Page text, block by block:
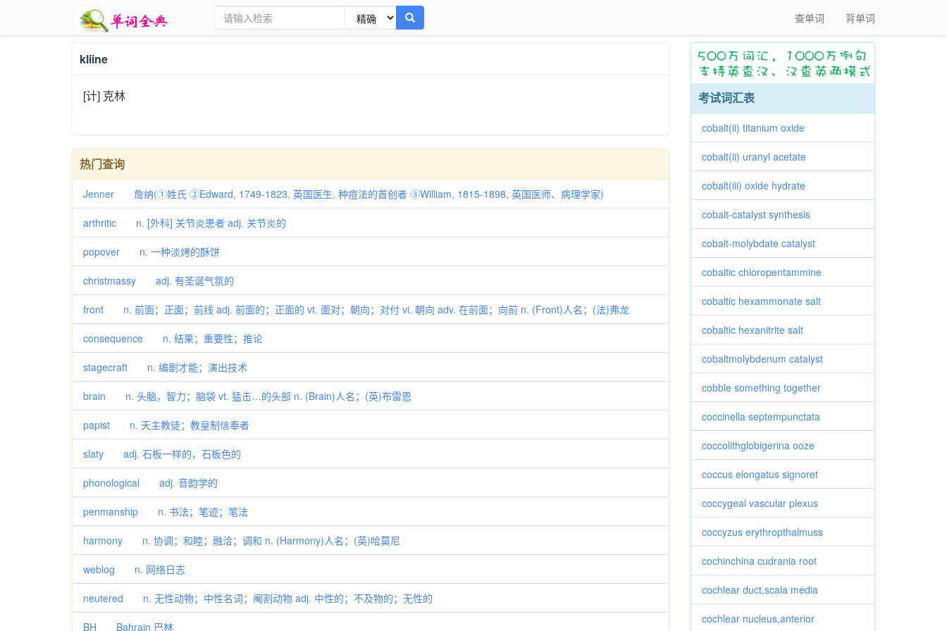
查单词 背单词
kliine
[计] 克林
热门查询
Jenner 詹纳(①姓氏 ②Edward, 1749-1823, 英国医生, 种痘法的首创者 ③William, 1815-1898, 英国医师、病理学家)
arthritic n. [外科] 关节炎患者 adj. 关节炎的
popover n. 一种淡烤的酥饼
christmassy adj. 有圣诞气氛的
front n. 前面；正面；前线 adj. 前面的；正面的 vt. 面对；朝向；对付 vi. 朝向 adv. 在前面；向前 n. (Front)人名；(法)弗龙
consequence n. 结果；重要性；推论
stagecraft n. 编剧才能；演出技术
brain n. 头脑，智力；脑袋 vt. 猛击…的头部 n. (Brain)人名；(英)布雷恩
papist n. 天主教徒；教皇制信奉者
slaty adj. 石板一样的，石板色的
phonological adj. 音韵学的
penmanship n. 书法；笔迹；笔法
harmony n. 协调；和睦；融洽；调和 n. (Harmony)人名；(英)哈莫尼
weblog n. 网络日志
neutered n. 无性动物；中性名词；阉割动物 adj. 中性的；不及物的；无性的
BH Bahrain 巴林
考试词汇表
cobalt(ii) titanium oxide
cobalt(ii) uranyl acetate
cobalt(iii) oxide hydrate
cobalt-catalyst synthesis
cobalt-molybdate catalyst
cobaltic chloropentammine
cobaltic hexammonate salt
cobaltic hexanitrite salt
cobaltmolybdenum catalyst
cobble something together
coccinella septempunctata
coccolithglobigerina ooze
coccus elongatus signoret
coccygeal vascular plexus
coccyzus erythropthalmuss
cochinchina cudrania root
cochlear duct,scala media
cochlear nucleus,anterior